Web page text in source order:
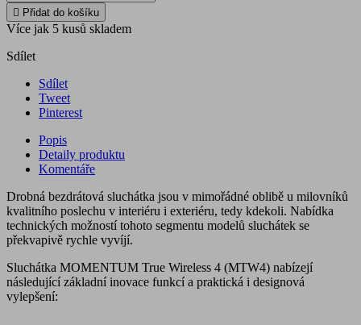
 Přidat do košíku
Více jak 5 kusů skladem
Sdílet
Sdílet
Tweet
Pinterest
Popis
Detaily produktu
Komentáře
Drobná bezdrátová sluchátka jsou v mimořádné oblibě u milovníků
kvalitního poslechu v interiéru i exteriéru, tedy kdekoli. Nabídka
technických možností tohoto segmentu modelů sluchátek se
překvapivě rychle vyvíjí.
Sluchátka MOMENTUM True Wireless 4 (MTW4) nabízejí
následující základní inovace funkcí a praktická i designová
vylepšení: